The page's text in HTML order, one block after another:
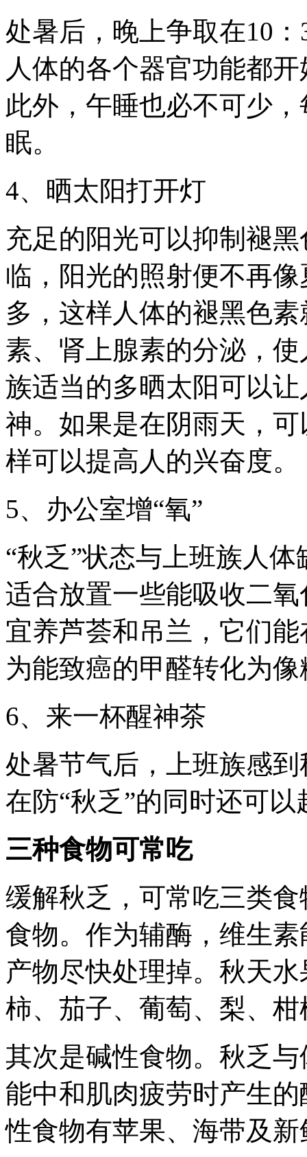
处暑后，晚上争取在10
人体的各个器官功能都
此外，午睡也必不可少
眠。
4、晒太阳打开灯
充足的阳光可以抑制褪
临，阳光的照射便不再
多，这样人体的褪黑色
素、肾上腺素的分泌，
族适当的多晒太阳可以
神。如果是在阴雨天，
样可以提高人的兴奋度。
5、办公室增“氧”
“秋乏”状态与上班族人
适合放置一些能吸收二
宜养芦荟和吊兰，它们
为能致癌的甲醛转化为
6、来一杯醒神茶
处暑节气后，上班族感
在防“秋乏”的同时还可
三种食物可常吃
缓解秋乏，可常吃三类
食物。作为辅酶，维生
产物尽快处理掉。秋天
柿、茄子、葡萄、梨、
其次是碱性食物。秋乏
能中和肌肉疲劳时产生
性食物有苹果、海带及